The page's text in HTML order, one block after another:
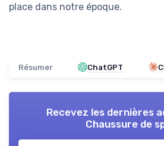
place dans notre époque.
Résumer ChatGPT
Recevez les dernières
Chaussure de